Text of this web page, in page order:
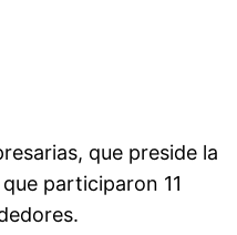
que preside la
participaron 11